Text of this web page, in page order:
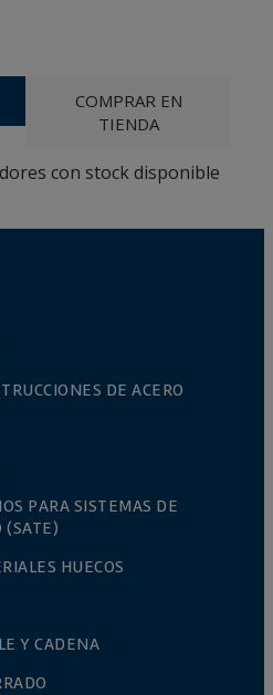
COMPRAR EN
TIENDA
con stock disponible
DE ACERO
PARA SISTEMAS DE
(SATE)
HUECOS
Y CADENA